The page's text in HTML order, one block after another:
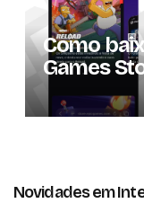
Como
Games
Novidades em